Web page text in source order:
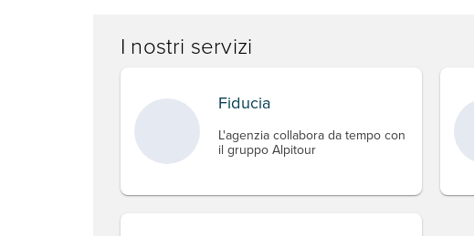
I nostri servizi
Fiducia
L'agenzia collabora da tempo con
il gruppo Alpitour